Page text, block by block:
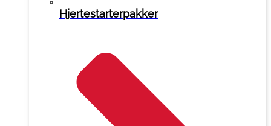
Hjertestarterpakker